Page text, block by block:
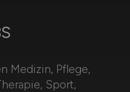
Medizin, Pflege,
Sport,